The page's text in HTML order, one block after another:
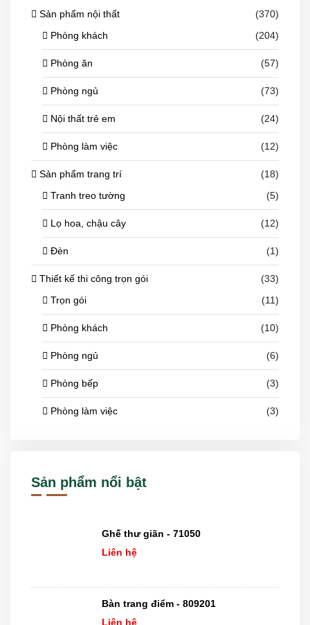
Sản phẩm nội thất
(370)
Phòng khách
(204)
Phòng ăn (57)
Phòng ngủ (73)
Nội thất trẻ em (24)
Phòng làm việc (12)
Sản phẩm trang trí
(18)
Tranh treo tường
(5)
Lọ hoa, chậu cây (12)
Đèn (1)
Thiết kế thi công trọn gói
(33)
Trọn gói
(11)
Phòng khách (10)
Phòng ngủ (6)
Phòng bếp (3)
Phòng làm việc (3)
Sản phẩm nổi bật
Ghế thư giãn - 71050
Liên hệ
Bàn trang điểm - 809201
Liên hệ